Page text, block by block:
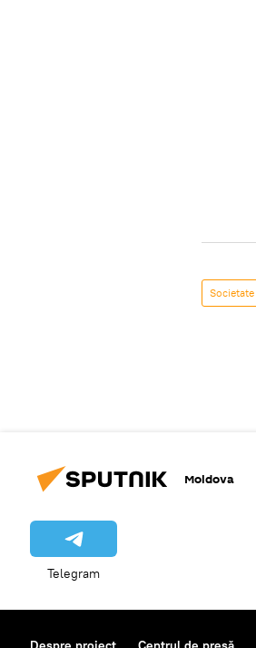
Societate
Moldova
Telegram